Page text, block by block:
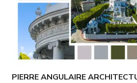
PIERRE ANGULAIRE